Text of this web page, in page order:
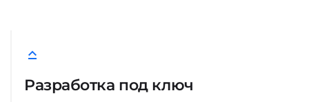
Разработка под ключ